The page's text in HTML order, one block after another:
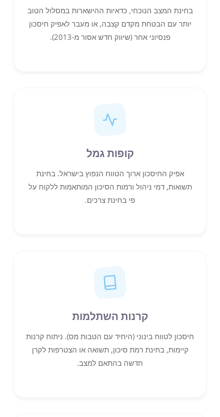
בחינת המצב הנוכחי, כדאיות ההישארות במסלול הטוב
יותר עם הבטחת מקדם קצבה, או מעבר לאפיק חיסכון
פנסיוני אחר (שיווק חדש אסור מ-2013).
קופות גמל
אפיק החיסכון ארוך הטווח הנפוץ בישראל. בחינת
תשואות, דמי ניהול ורמות הסיכון המותאמות ללקוח על
פי בחינת צרכים.
קרנות השתלמות
חיסכון לטווח בינוני (היחיד עם הטבות מס). ניתוח קרנות
קיימות, בחינת רמת סיכון, תשואה או הצטרפות לקרן
חדשה בהתאם למצב.